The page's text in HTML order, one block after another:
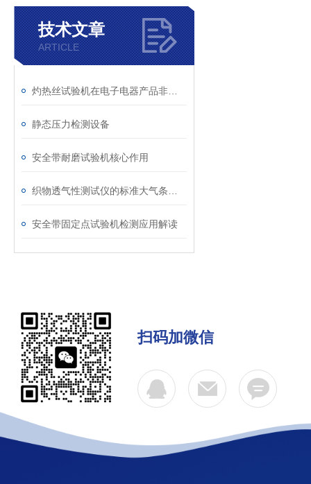
技术文章
ARTICLE
静态压力检测设备
安全带耐磨试验机核心作用
安全带固定点试验机检测应用解读
扫码加微信